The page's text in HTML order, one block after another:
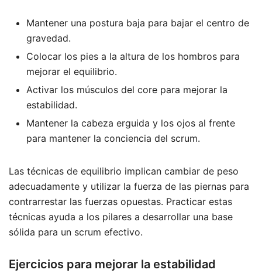
Mantener una postura baja para bajar el centro de
gravedad.
Colocar los pies a la altura de los hombros para
mejorar el equilibrio.
Activar los músculos del core para mejorar la
estabilidad.
Mantener la cabeza erguida y los ojos al frente
para mantener la conciencia del scrum.
Las técnicas de equilibrio implican cambiar de peso
adecuadamente y utilizar la fuerza de las piernas para
contrarrestar las fuerzas opuestas. Practicar estas
técnicas ayuda a los pilares a desarrollar una base
sólida para un scrum efectivo.
Ejercicios para mejorar la estabilidad